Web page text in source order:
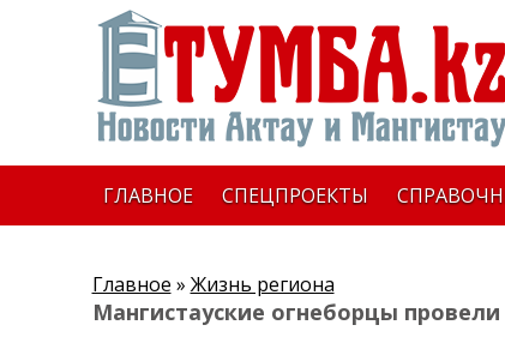
ГЛАВНОЕ СПЕЦПРОЕКТЫ
Главное » Жизнь региона
Мангистауские огнеборцы